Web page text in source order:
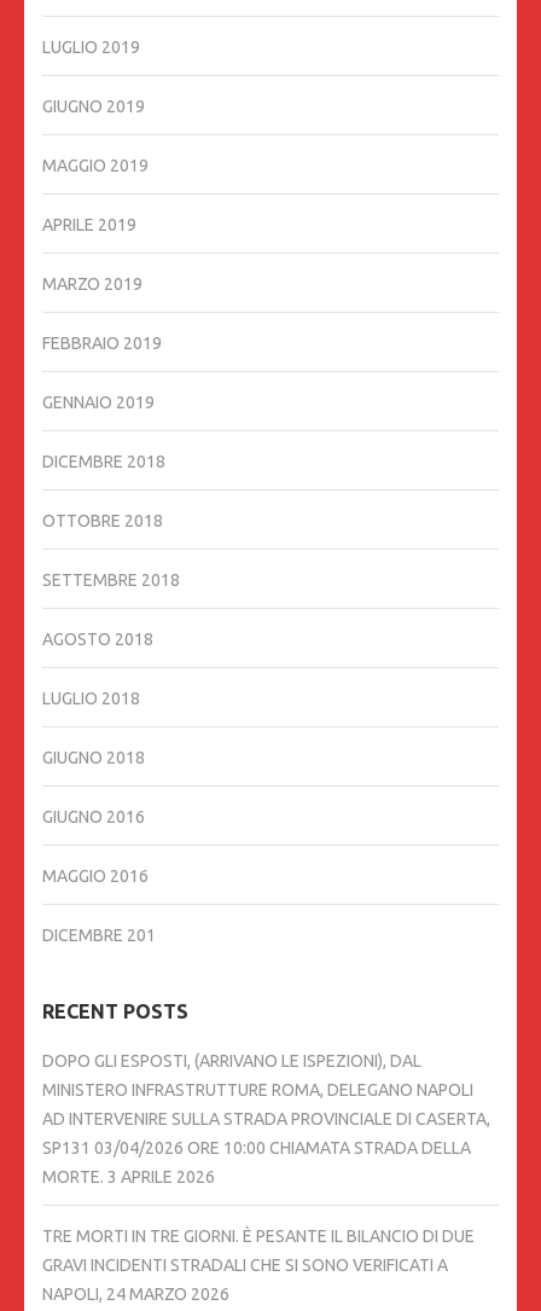
LUGLIO 2019
GIUGNO 2019
MAGGIO 2019
APRILE 2019
MARZO 2019
FEBBRAIO 2019
GENNAIO 2019
DICEMBRE 2018
OTTOBRE 2018
SETTEMBRE 2018
AGOSTO 2018
LUGLIO 2018
GIUGNO 2018
GIUGNO 2016
MAGGIO 2016
DICEMBRE 201
RECENT POSTS
DOPO GLI ESPOSTI, (ARRIVANO LE ISPEZIONI), DAL
MINISTERO INFRASTRUTTURE ROMA, DELEGANO NAPOLI
AD INTERVENIRE SULLA STRADA PROVINCIALE DI CASERTA,
SP131 03/04/2026 ORE 10:00 CHIAMATA STRADA DELLA
MORTE. 3 APRILE 2026
TRE MORTI IN TRE GIORNI. È PESANTE IL BILANCIO DI DUE
GRAVI INCIDENTI STRADALI CHE SI SONO VERIFICATI A
NAPOLI, 24 MARZO 2026